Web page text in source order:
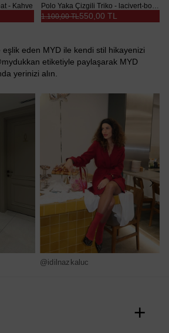
- Kahve Polo Yaka Çizgili Triko - lacivert-bordo
550,00 TL
1.100,00 TL
eşlik eden MYD ile kendi stil hikayenizi
etiketiyle paylaşarak MYD
yerinizi alın.
@idilnazkaluc